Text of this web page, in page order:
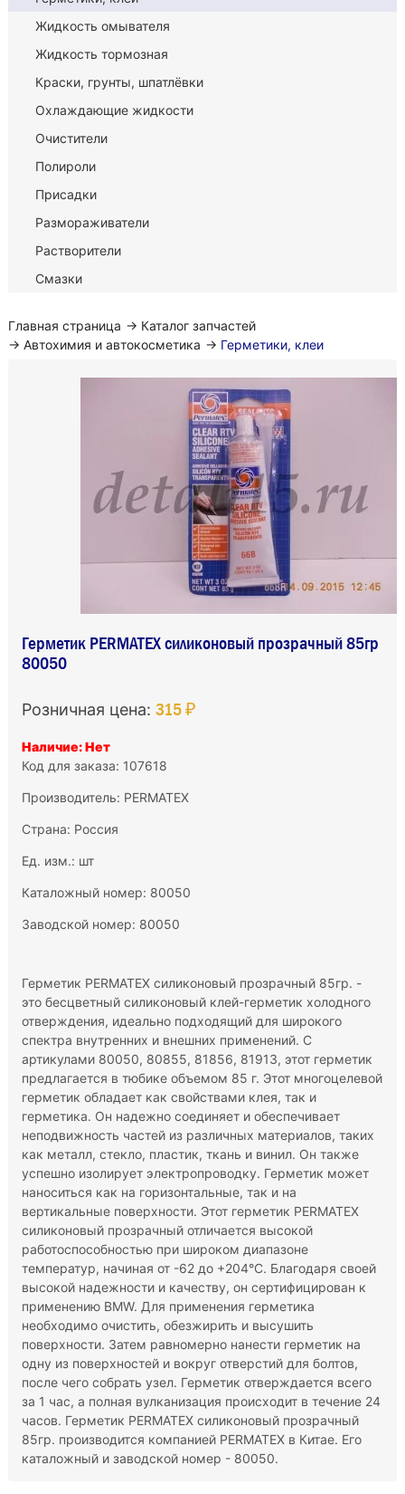
Жидкость омывателя
Жидкость тормозная
Краски, грунты, шпатлёвки
Охлаждающие жидкости
Очистители
Полироли
Присадки
Размораживатели
Растворители
Смазки
Главная страница → Каталог запчастей
→ Автохимия и автокосметика → Герметики, клеи
Герметик PERMATEX силиконовый прозрачный 85гр
80050
Розничная цена: 315 ₽
Наличие: Нет
Код для заказа: 107618
Производитель: PERMATEX
Страна: Россия
Ед. изм.: шт
Каталожный номер: 80050
Заводской номер: 80050
Герметик PERMATEX силиконовый прозрачный 85гр. -
это бесцветный силиконовый клей-герметик холодного
отверждения, идеально подходящий для широкого
спектра внутренних и внешних применений. С
артикулами 80050, 80855, 81856, 81913, этот герметик
предлагается в тюбике объемом 85 г. Этот многоцелевой
герметик обладает как свойствами клея, так и
герметика. Он надежно соединяет и обеспечивает
неподвижность частей из различных материалов, таких
как металл, стекло, пластик, ткань и винил. Он также
успешно изолирует электропроводку. Герметик может
наноситься как на горизонтальные, так и на
вертикальные поверхности. Этот герметик PERMATEX
силиконовый прозрачный отличается высокой
работоспособностью при широком диапазоне
температур, начиная от -62 до +204°С. Благодаря своей
высокой надежности и качеству, он сертифицирован к
применению BMW. Для применения герметика
необходимо очистить, обезжирить и высушить
поверхности. Затем равномерно нанести герметик на
одну из поверхностей и вокруг отверстий для болтов,
после чего собрать узел. Герметик отверждается всего
за 1 час, а полная вулканизация происходит в течение 24
часов. Герметик PERMATEX силиконовый прозрачный
85гр. производится компанией PERMATEX в Китае. Его
каталожный и заводской номер - 80050.